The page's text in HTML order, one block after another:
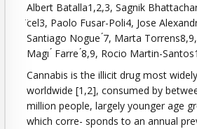
Albert Batalla1,2,3, Sagnik
̈cel3, Paolo Fusar-Poli4, Jose
Santiago Nogue ́7, Marta
Magı ́ Farre ́8,9, Rocio Martin-
Cannabis is the illicit drug most
worldwide [1,2], consumed by
million people, largely younger age
which corre- sponds to an annual